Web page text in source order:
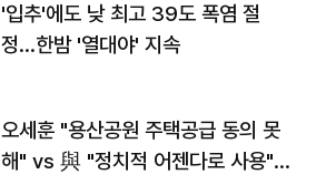
'입추'에도 낮 최고 39도 폭염 절
정…한밤 '열대야' 지속
오세훈 "용산공원 주택공급 동의 못
해" vs 與 "정치적 어젠다로 사용"